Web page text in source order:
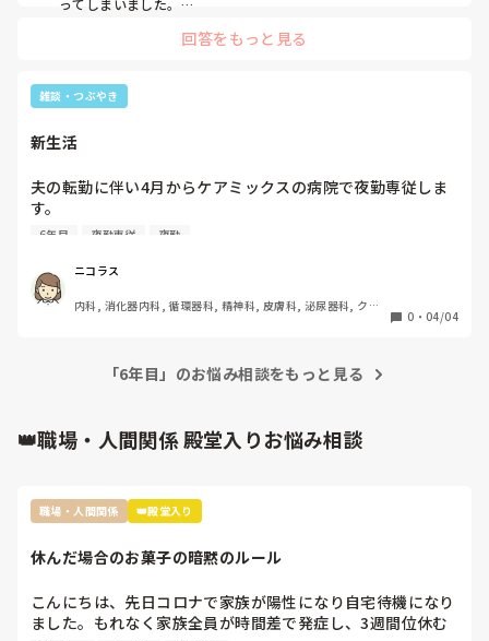
フさんもいますが、こんな自分がこれから期待に応えていけ
生活していくために割り切ってやるぞとは思っていますが、
チベーションが上がりません。
時々、買い物に出かけてお気に入りのブランドの化粧品を購
入してリフレッシュしてますが、欲しい物や気になった物が
目に入ってしまうと予定していなかった物まで購入してしま
一瞬ヤバいと思いますが、これからのためになると思うよう
にしてます。
たまに、ストレスによる反動なのかとか依存症なのかと考え
辛い事や悲しい事があってもなかなか相談する事も頼れる人
これから、仕事もプライベートも充実させるにはどうしたら
ってしまいました。
れ、現在心療内科にかかっています。
なので、上司や勤務先に心理カウンセラーがいれば、その方に
相談した方が良いかもしれません。
回答をもっと見る
雑談・つぶやき
新生活
夫の転勤に伴い4月からケアミックスの病院で夜勤専従しま
す。
まだまだ引越し作業や荷解きが終わりませんが、ぼちぼちや
6年目 夜勤専従 夜勤
ニコラス
内科, 消化器内科, 循環器科, 精神科, 皮膚科, 泌尿器科, クリ
0 ・ 04/04
「6年目」のお悩み相談をもっと見る
👑職場・人間関係 殿堂入りお悩み相談
職場・人間関係 👑殿堂入り
休んだ場合のお菓子の暗黙のルール
こんにちは、先日コロナで家族が陽性になり自宅待機になり
ました。もれなく家族全員が時間差で発症し、3週間位休む